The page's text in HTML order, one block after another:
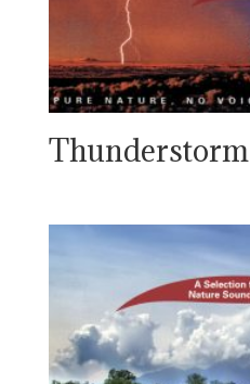
Thunderstorm